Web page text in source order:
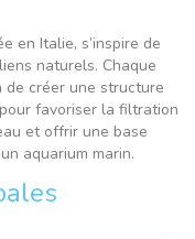
en Italie, s’inspire de
naturels. Chaque
créer une structure
favoriser la filtration
et offrir une base
aquarium marin.